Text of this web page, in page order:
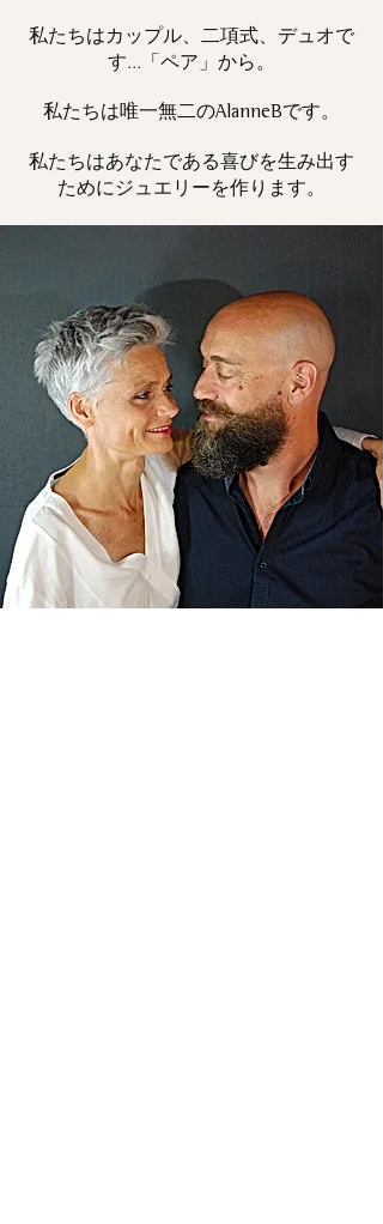
私たちはカップル、二項式、デュオで
す...「ペア」から。
私たちは唯一無二のAlanneBです。
私たちはあなたである喜びを生み出す
ためにジュエリーを作ります。